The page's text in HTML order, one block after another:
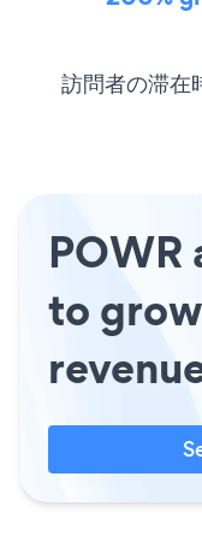
訪問者の滞在
POWR
to